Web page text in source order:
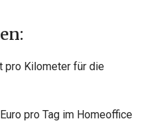
pro Kilometer für die
pro Tag im Homeoffice